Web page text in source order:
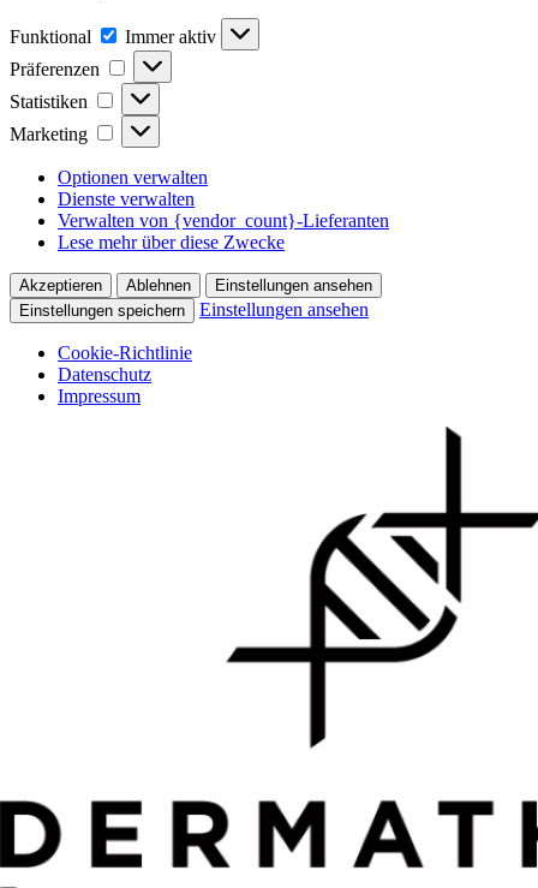
Funktional Funktional
Immer aktiv
Präferenzen
Präferenzen
Statistiken Statistiken
Marketing Marketing
Optionen verwalten
Dienste verwalten
Verwalten von {vendor_count}-Lieferanten
Lese mehr über diese Zwecke
Akzeptieren Ablehnen
Einstellungen ansehen
Einstellungen speichern
Einstellungen ansehen
Cookie-Richtlinie
Datenschutz
Impressum